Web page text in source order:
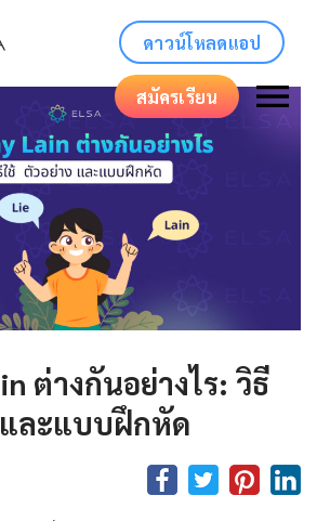
ดาวน์โหลดแอป
สมัครเรียน
ต่างกันอย่างไร: วิธี
ละแบบฝึกหัด